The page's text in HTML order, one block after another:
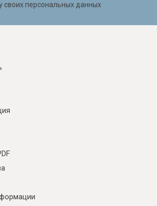
своих персональных данных